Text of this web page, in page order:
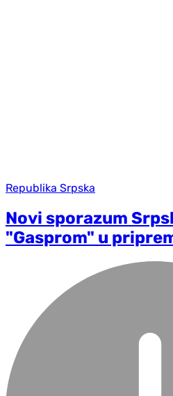
Republika Srpska
Novi sporazum
"Gasprom" u